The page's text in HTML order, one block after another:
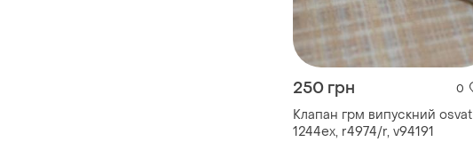
250 грн 0
Клапан грм випускний osvat
1244ex, r4974/r, v94191